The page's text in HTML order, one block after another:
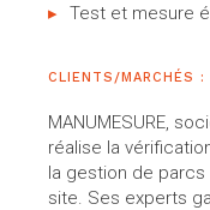
Test et mesure
CLIENTS/MARCHÉS :
MANUMESURE,
réalise la
la gestion de parcs
site. Ses experts